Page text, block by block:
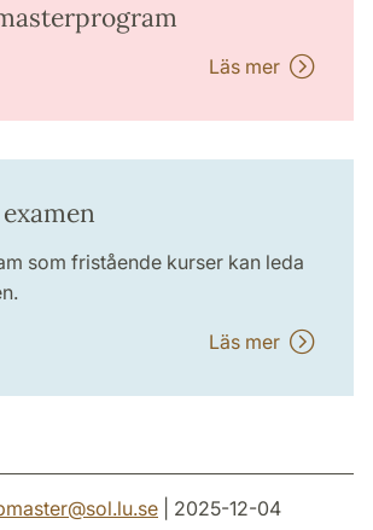
Läs mer
som fristående kurser kan leda
Läs mer
@sol.lu.se | 2025-12-04